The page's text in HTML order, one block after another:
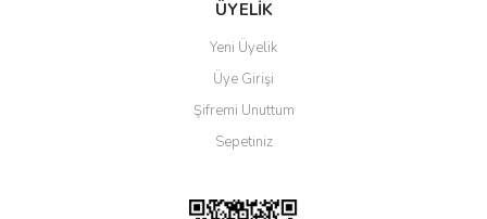
ÜYELİK
Yeni Üyelik
Üye Girişi
Şifremi Unuttum
Sepetiniz